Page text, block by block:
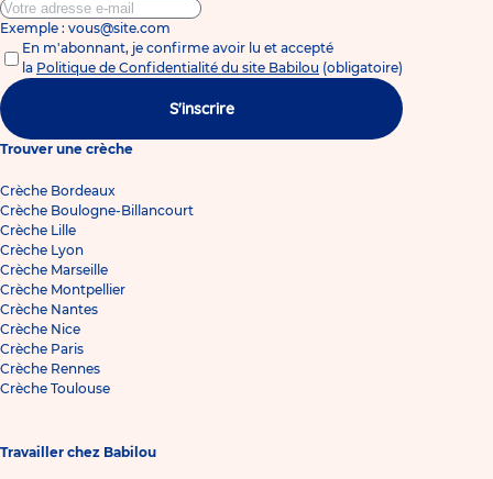
Exemple : vous@site.com
En m'abonnant, je confirme avoir lu et accepté
la Politique de Confidentialité du site Babilou (obligatoire)
S'inscrire
Trouver une crèche
Crèche Bordeaux
Crèche Boulogne-Billancourt
Crèche Lille
Crèche Lyon
Crèche Marseille
Crèche Montpellier
Crèche Nantes
Crèche Nice
Crèche Paris
Crèche Rennes
Crèche Toulouse
Travailler chez Babilou